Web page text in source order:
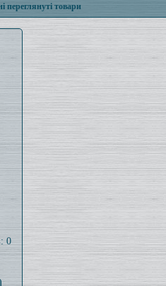
переглянуті товари
0